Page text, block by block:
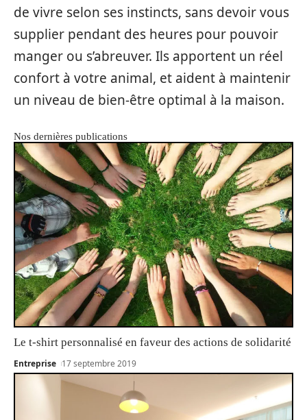
de vivre selon ses instincts, sans devoir vous
supplier pendant des heures pour pouvoir
manger ou s’abreuver. Ils apportent un réel
confort à votre animal, et aident à maintenir
un niveau de bien-être optimal à la maison.
Nos dernières publications
Le t-shirt personnalisé en faveur des actions de solidarité
Entreprise 17 septembre 2019